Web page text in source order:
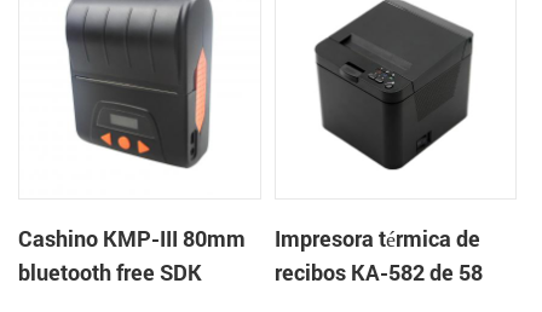
RS232 / USB / TTL
Cashino KMP-III 80mm
bluetooth free SDK
Impresora térmica de
recibos KA-582 de 58